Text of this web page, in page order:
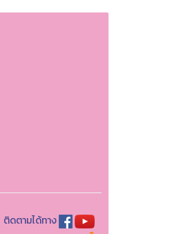
ติดตามได้ทาง